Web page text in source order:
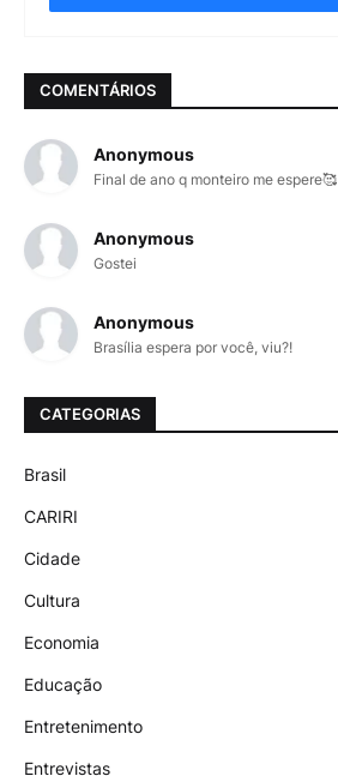
COMENTÁRIOS
Anonymous
Final de ano q monteiro me espere🥰
Anonymous
Gostei
Anonymous
Brasília espera por você, viu?!
CATEGORIAS
Brasil
CARIRI
Cidade
Cultura
Economia
Educação
Entretenimento
Entrevistas